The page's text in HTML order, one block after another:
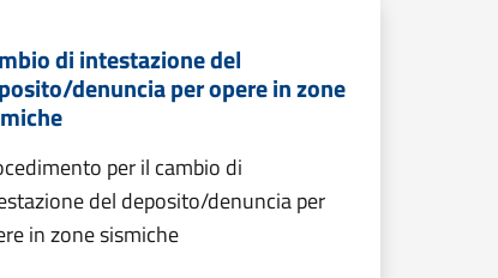
di intestazione del
denuncia per opere in zone
per il cambio di
del deposito/denuncia per
in zone sismiche